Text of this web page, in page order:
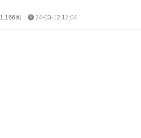
1,166회 24-03-12 17:04